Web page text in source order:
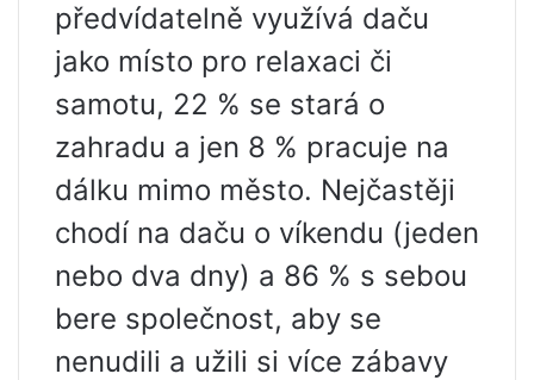
předvídatelně využívá daču
jako místo pro relaxaci či
samotu, 22 % se stará o
zahradu a jen 8 % pracuje na
dálku mimo město. Nejčastěji
chodí na daču o víkendu (jeden
nebo dva dny) a 86 % s sebou
bere společnost, aby se
nenudili a užili si více zábavy